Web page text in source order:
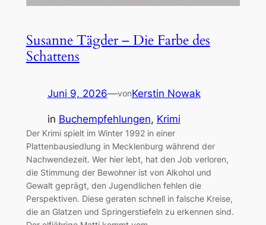
Susanne Tägder – Die Farbe des
Schattens
Juni 9, 2026—vonKerstin Nowak
in Buchempfehlungen, Krimi
Der Krimi spielt im Winter 1992 in einer
Plattenbausiedlung in Mecklenburg während der
Nachwendezeit. Wer hier lebt, hat den Job verloren,
die Stimmung der Bewohner ist von Alkohol und
Gewalt geprägt, den Jugendlichen fehlen die
Perspektiven. Diese geraten schnell in falsche Kreise,
die an Glatzen und Springerstiefeln zu erkennen sind.